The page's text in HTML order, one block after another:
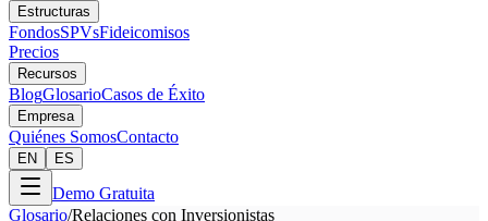
Estructuras
FondosSPVsFideicomisos
Precios
Recursos
BlogGlosarioCasos de Éxito
Empresa
Quiénes SomosContacto
EN ES
Demo Gratuita
Glosario/Relaciones con Inversionistas